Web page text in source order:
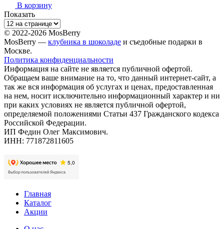
В корзину
Показать
© 2022-2026 MosBerry
MosBerry — клубника в шоколаде и съедобные подарки в
Москве.
Политика конфиденциальности
Информация на сайте не является публичной офертой.
Обращаем ваше внимание на то, что данный интернет-сайт, а
так же вся информация об услугах и ценах, предоставленная
на нем, носит исключительно информационный характер и ни
при каких условиях не является публичной офертой,
определяемой положениями Статьи 437 Гражданского кодекса
Российской Федерации.
ИП Федин Олег Максимович.
ИНН: 771872811605
Главная
Каталог
Акции